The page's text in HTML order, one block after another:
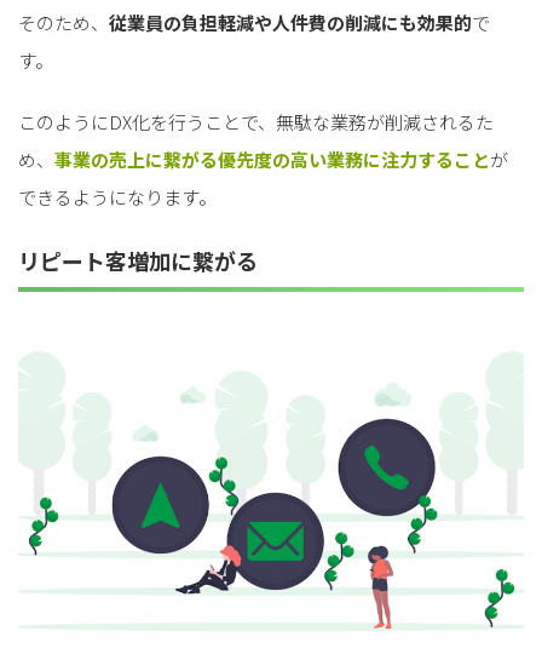
そのため、 従業員の負担軽減や人件費の削減にも効果的で
す。
このようにDX化を行うことで、無駄な業務が削減されるた
め、 事業の売上に繋がる優先度の高い業務に注力することが
できるようになります。
リピート客増加に繋がる